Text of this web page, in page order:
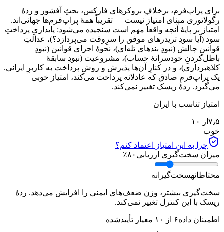
برای پراپ‌فرم، برخلافِ بروکرهای فارکس، بحثِ آفشور و ردهٔ
رگولاتوری مبنای امتیاز نیست — تقریباً همهٔ پراپ‌فرم‌ها جهانی‌اند.
امتیاز بر پایهٔ آنچه واقعاً مهم است سنجیده می‌شود: پایداریِ پرداختِ
سود (آیا سودِ تریدرهای موفق را سرِوقت می‌پردازد؟)، عدالتِ
قوانینِ چالش (نبودِ بندهای تله‌ای)، نحوهٔ اجرای قوانین (نبودِ
باطل‌کردنِ خودسرانهٔ حساب)، مشروعیت (نبودِ سابقهٔ
کلاهبرداری)، و در کنارِ آن‌ها پذیرش و روشِ پرداخت به کاربرِ ایرانی.
یک پراپ‌فرمِ صادق که عادلانه پرداخت می‌کند، امتیاز خوبی
می‌گیرد. ردهٔ ریسک تغییر نمی‌کند.
امتیاز تناسب با ایران
۷٫۵ از ۱۰
خوب
چرا به این امتیاز اعتماد کنم؟
میزان سخت‌گیری ارزیابی ۸۰٪
محتاطانهسخت‌گیرانه
سخت‌گیری بیشتر، وزن ضعف‌های ایمنی را افزایش می‌دهد. ردهٔ
ریسک با این کنترل تغییر نمی‌کند.
اطمینان داده۶ از ۱۰ معیار تأییدشده